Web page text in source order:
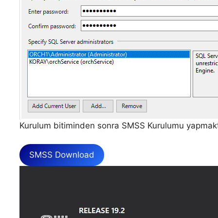
Kurulum bitiminden sonra SMSS Kurulumu
SMSS Download